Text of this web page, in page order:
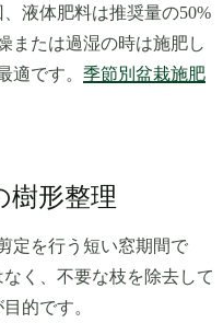
液体肥料は推奨量の50%
または過湿の時は施肥し
適です。 季節別盆栽施肥
樹形整理
定を行う短い窓期間で
く、不要な枝を除去して
的です。